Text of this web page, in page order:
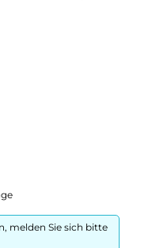
melden Sie sich bitte